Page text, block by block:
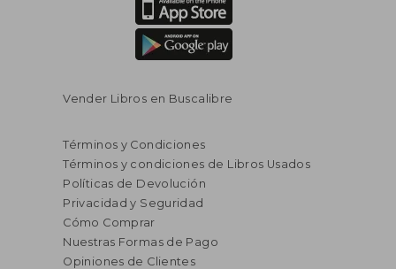
Vender Libros en Buscalibre
Términos y Condiciones
Términos y condiciones de Libros Usados
Políticas de Devolución
Privacidad y Seguridad
Cómo Comprar
Nuestras Formas de Pago
Opiniones de Clientes